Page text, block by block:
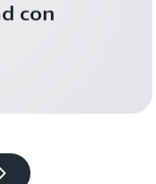
con
Más